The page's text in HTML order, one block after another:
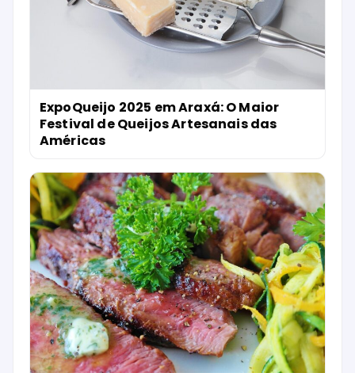
ExpoQueijo 2025 em Araxá: O Maior
Festival de Queijos Artesanais das
Américas